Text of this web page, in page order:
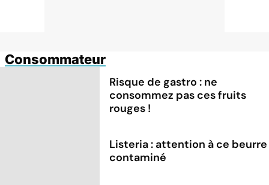
Consommateur
Risque de gastro : ne
consommez pas ces fruits
rouges !
Listeria : attention à ce beurre
contaminé